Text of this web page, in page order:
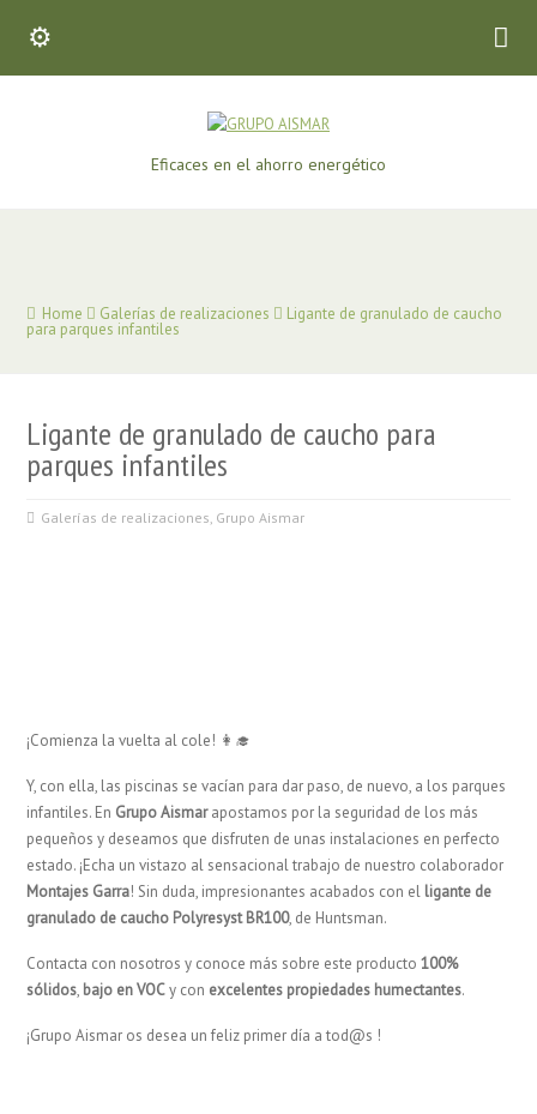
Eficaces en el ahorro energético
Home Galerías de realizaciones Ligante de granulado de caucho
para parques infantiles
Ligante de granulado de caucho para
parques infantiles
Galerías de realizaciones, Grupo Aismar
¡Comienza la vuelta al cole! 👩‍🎓
Y, con ella, las piscinas se vacían para dar paso, de nuevo, a los parques
infantiles. En Grupo Aismarapostamos por la seguridad de los más
pequeños y deseamos que disfruten de unas instalaciones en perfecto
estado. ¡Echa un vistazo al sensacional trabajo de nuestro colaborador
Montajes Garra! Sin duda, impresionantes acabados con el ligante de
granulado de caucho Polyresyst BR100, de Huntsman.
Contacta con nosotros y conoce más sobre este producto100%
sólidos, bajo en VOCy con excelentes propiedades humectantes.
¡Grupo Aismar os desea un feliz primer día a tod@s !